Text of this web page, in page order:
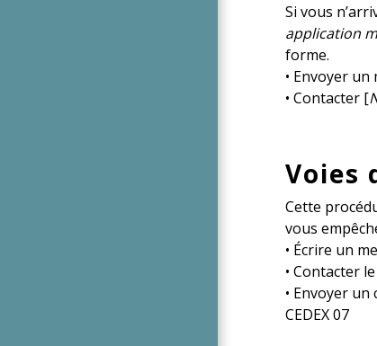
Si vous
application
forme.
• Envoyer un
• Contacter [
Voies
Cette
vous
• Écrire un
• Contacter
• Envoyer
CEDEX 07